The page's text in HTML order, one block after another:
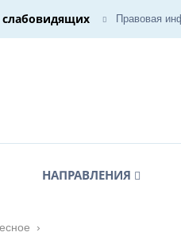
слабовидящих Правовая
НАПРАВЛЕНИЯ
›